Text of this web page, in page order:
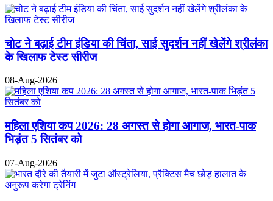
चोट ने बढ़ाई टीम इंडिया की चिंता, साई सुदर्शन नहीं खेलेंगे श्रीलंका
के खिलाफ टेस्ट सीरीज
08-Aug-2026
महिला एशिया कप 2026: 28 अगस्त से होगा आगाज, भारत-पाक
भिड़ंत 5 सितंबर को
07-Aug-2026